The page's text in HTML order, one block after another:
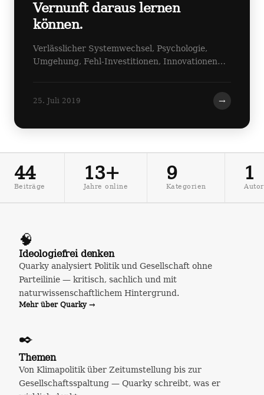
Vernunft daraus lernen
können.
Verlässlicher Systemwechsel, Psychologie,
Umgehung, Fehl-Investitionen, Innovationen…
25. Juli 2019 →
44
Beiträge
13+
Jahre online
9
Kategorien
1
Autor
🧠
Ideologiefrei denken
Quarky analysiert Politik und Gesellschaft ohne
Parteilinie — kritisch, sachlich und mit
naturwissenschaftlichem Hintergrund.
Mehr über Quarky →
✒️
Themen
Von Klimapolitik über Zeitumstellung bis zur
Gesellschaftsspaltung — Quarky schreibt, was er